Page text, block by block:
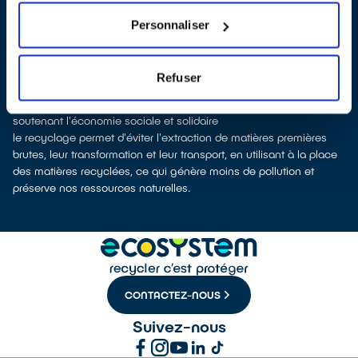
Personnaliser
Refuser
collectés afin que nous procédions à leur dépollution et leur
Recycler c’est protéger la santé, l'environnement et les
ressources naturelles
La production d’équipements électriques neufs est génératrice de
pollution et consommatrice de ressources naturelles.
le don permet d’éviter la fabrication de nouveaux produits tout en
soutenant l'économie sociale et solidaire
le recyclage permet d'éviter l'extraction de matières premières
brutes, leur transformation et leur transport, en utilisant à la place
des matières recyclées, ce qui génère moins de pollution et
préserve nos ressources naturelles.
CONTACTEZ-NOUS
Suivez-nous